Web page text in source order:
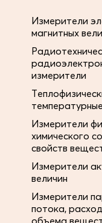
Измерители
магнитных
измерители
Измерители
химического
свойств
Измерители
величин
Измерители
потока,
объема